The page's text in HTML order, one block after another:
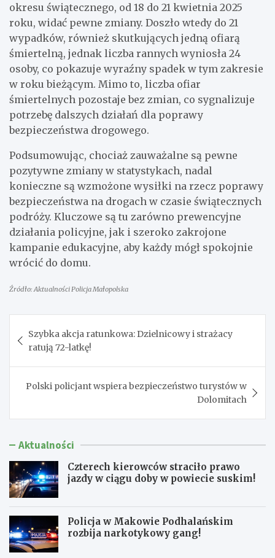
okresu świątecznego, od 18 do 21 kwietnia 2025
roku, widać pewne zmiany. Doszło wtedy do 21
wypadków, również skutkujących jedną ofiarą
śmiertelną, jednak liczba rannych wyniosła 24
osoby, co pokazuje wyraźny spadek w tym zakresie
w roku bieżącym. Mimo to, liczba ofiar
śmiertelnych pozostaje bez zmian, co sygnalizuje
potrzebę dalszych działań dla poprawy
bezpieczeństwa drogowego.
Podsumowując, chociaż zauważalne są pewne
pozytywne zmiany w statystykach, nadal
konieczne są wzmożone wysiłki na rzecz poprawy
bezpieczeństwa na drogach w czasie świątecznych
podróży. Kluczowe są tu zarówno prewencyjne
działania policyjne, jak i szeroko zakrojone
kampanie edukacyjne, aby każdy mógł spokojnie
wrócić do domu.
Źródło: Aktualności Policja Małopolska
wpisu
Szybka akcja ratunkowa: Dzielnicowy i strażacy
ratują 72-latkę!
Polski policjant wspiera bezpieczeństwo turystów w
Dolomitach
Aktualności
Czterech kierowców straciło prawo
jazdy w ciągu doby w powiecie suskim!
Policja w Makowie Podhalańskim
rozbija narkotykowy gang!